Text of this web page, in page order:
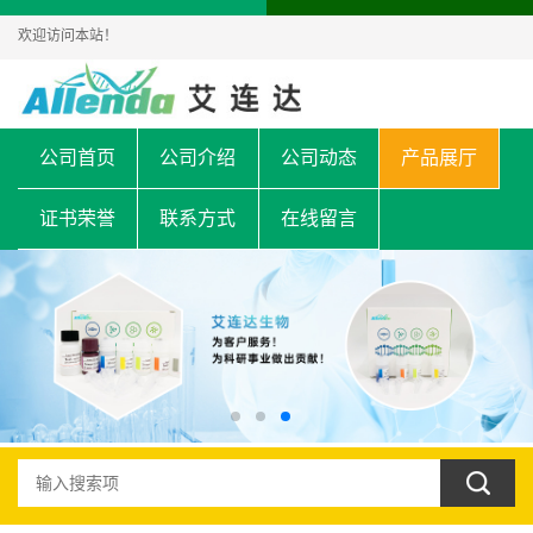
欢迎访问本站！
公司首页 公司介绍 公司动态 产品展厅
证书荣誉 联系方式 在线留言